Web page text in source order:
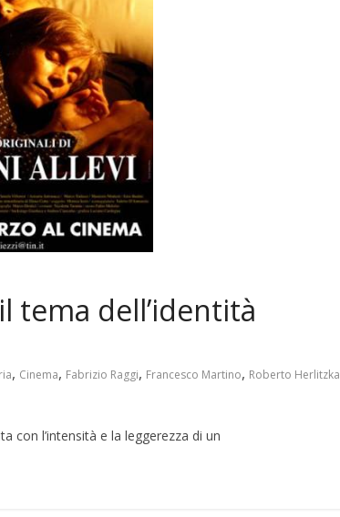
tema dell’identità
, Cinema, Fabrizio Raggi, Francesco Martino, Roberto Herlitzka
con l’intensità e la leggerezza di un